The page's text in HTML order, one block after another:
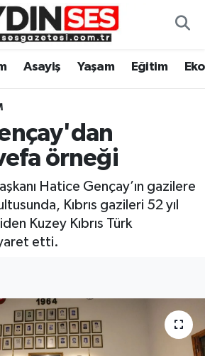
Asayiş Yaşam Eğitim
örneği
Hatice Gençay’ın gazilere
Kıbrıs gazileri 52 yıl
Kuzey Kıbrıs Türk
etti.
Vakitleri
Haritası
Durumu ve Fikstür